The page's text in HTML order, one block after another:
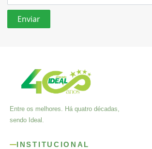
Entre os melhores. Há quatro décadas,
sendo Ideal.
INSTITUCIONAL